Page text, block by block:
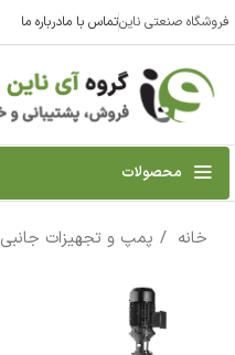
فروشگاه صنعتی ناینتماس با مادرباره ما
محصولات
خانه پمپ و تجهیزات جانبی